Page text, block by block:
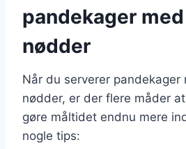
pandekager
nødder
Når du serverer pandekager
nødder, er der flere måder
gøre måltidet endnu mere
nogle tips: